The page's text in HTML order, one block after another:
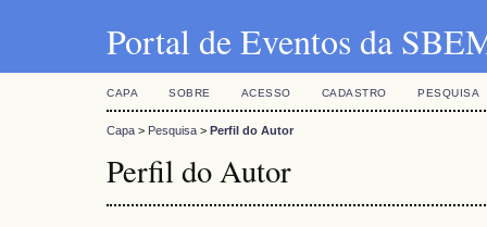
Portal de Eventos da
CAPA SOBRE ACESSO CADASTRO PESQUISA
Capa > Pesquisa > Perfil do Autor
Perfil do Autor